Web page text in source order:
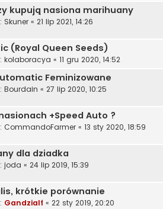
kupują nasiona marihuany
Skuner « 21 lip 2021, 14:26
(Royal Queen Seeds)
kolaboracya « 11 gru 2020, 14:52
Feminizowane
Bourdain « 27 lip 2020, 10:25
+Speed Auto ?
CommandoFarmer « 13 sty 2020, 18:59
dla dziadka
joda « 24 lip 2019, 15:39
krótkie porównanie
Gandzialf « 22 sty 2019, 20:20